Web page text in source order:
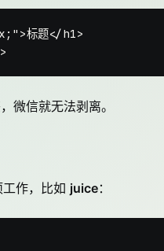
>标题</h1>
>
微信就无法剥离。
作，比如 juice：